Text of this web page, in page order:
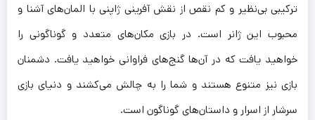
ترکیبی بی‌نظیر و کم نقص از نقش آفرینی ژاپنی با المان‌های آشنا و
محبوب این ژانر است. در بازی مکان‌های متعدد و گوناگونی را
خواهید یافت که در آن‌ها گنج‌های فراوانی خواهید یافت. دشمنان
بازی نیز متنوع هستند و شما را به چالش می‌کشند و دنیای بازی
سرشار از اسرار و داستان‌های گوناگون است.